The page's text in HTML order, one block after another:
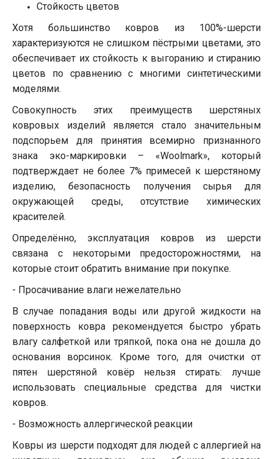
Стойкость цветов
Хотя большинство ковров из 100%-шерсти
характеризуются не слишком пёстрыми цветами, это
обеспечивает их стойкость к выгоранию и стиранию
цветов по сравнению с многими синтетическими
моделями.
Совокупность этих преимуществ шерстяных
ковровых изделий является стало значительным
подспорьем для принятия всемирно признанного
знака эко-маркировки – «Woolmark», который
подтверждает не более 7% примесей к шерстяному
изделию, безопасность получения сырья для
окружающей среды, отсутствие химических
красителей.
Определённо, эксплуатация ковров из шерсти
связана с некоторыми предосторожностями, на
которые стоит обратить внимание при покупке.
- Просачивание влаги нежелательно
В случае попадания воды или другой жидкости на
поверхность ковра рекомендуется быстро убрать
влагу салфеткой или тряпкой, пока она не дошла до
основания ворсинок. Кроме того, для очистки от
пятен шерстяной ковёр нельзя стирать: лучше
использовать специальные средства для чистки
ковров.
- Возможность аллергической реакции
Ковры из шерсти подходят для людей с аллергией на